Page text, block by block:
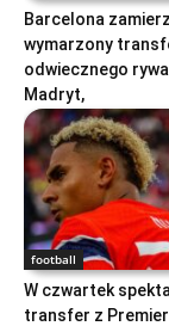
Barcelona
wymarzony
odwiecznego
Madryt,
football
W czwartek
transfer z